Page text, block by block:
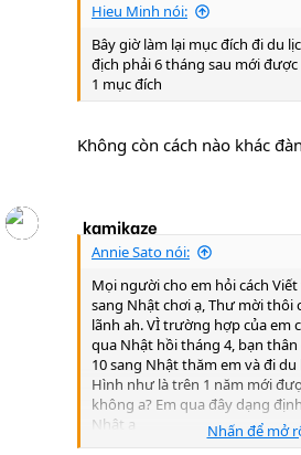
Hieu Minh nói:
Bây giờ làm lại mục đích đi du
địch phải 6 tháng sau mới
1 mục đích
Không còn cách nào khác
kamikaze
Annie Sato nói:
Mọi người cho em hỏi cách
sang Nhật chơi ạ, Thư mời thôi
lãnh ah. VÌ trường hợp của em
qua Nhật hồi tháng 4, bạn
10 sang Nhật thăm em và đi du
Hình như là trên 1 năm mới
không a? Em qua đây dạng
Nhật ạ
Em cám ơn các anh chị!
Nhấn để mở